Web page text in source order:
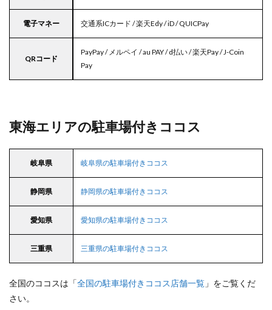
電子マネー 交通系ICカード / 楽天Edy / iD / QUICPay
QRコード
PayPay / メルペイ / au PAY / d払い / 楽天Pay / J-Coin
Pay
東海エリアの駐車場付きココス
岐阜県 岐阜県の駐車場付きココス
静岡県 静岡県の駐車場付きココス
愛知県 愛知県の駐車場付きココス
三重県 三重県の駐車場付きココス
全国のココスは「全国の駐車場付きココス店舗一覧 」をご覧くだ
さい。